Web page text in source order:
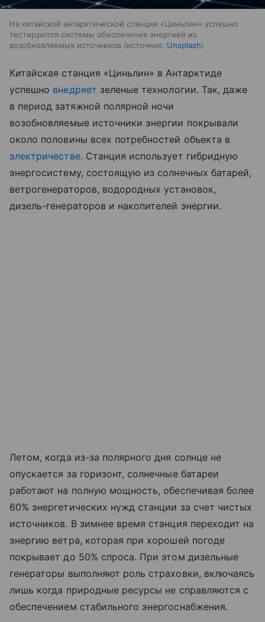
На китайской антарктической станции «Циньлин» успешно
тестируются системы обеспечения энергией из
возобновляемых источников
источник: Unsplash
Китайская станция «Циньлин» в Антарктиде
успешно внедряет зеленые технологии. Так, даже
в период затяжной полярной ночи
возобновляемые источники энергии покрывали
около половины всех потребностей объекта в
электричестве. Станция использует гибридную
энергосистему, состоящую из солнечных батарей,
ветрогенераторов, водородных установок,
дизель-генераторов и накопителей энергии.
Летом, когда из-за полярного дня солнце не
опускается за горизонт, солнечные батареи
работают на полную мощность, обеспечивая более
60% энергетических нужд станции за счет чистых
источников. В зимнее время станция переходит на
энергию ветра, которая при хорошей погоде
покрывает до 50% спроса. При этом дизельные
генераторы выполняют роль страховки, включаясь
лишь когда природные ресурсы не справляются с
обеспечением стабильного энергоснабжения.